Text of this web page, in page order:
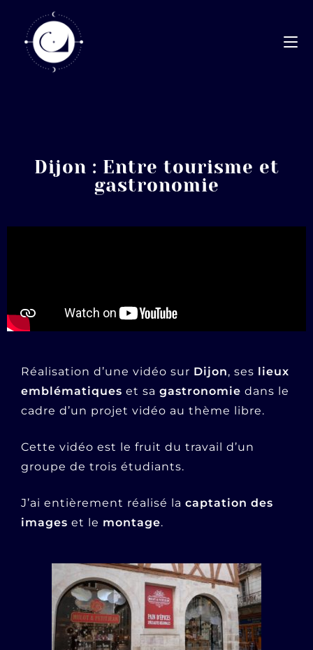
Dijon : Entre tourisme et
gastronomie
Réalisation d’une vidéo sur Dijon, ses lieux
emblématiques et sa gastronomie dans le
cadre d’un projet vidéo au thème libre.
Cette vidéo est le fruit du travail d’un
groupe de trois étudiants.
J’ai entièrement réalisé la captation des
images et le montage.